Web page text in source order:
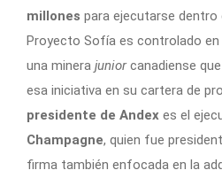
millones para ejecutarse dentro
Proyecto Sofía es controlado en
una minera juniorcanadiense
esa iniciativa en su cartera de
presidente de Andex es el
Champagne, quien fue
firma también enfocada en la